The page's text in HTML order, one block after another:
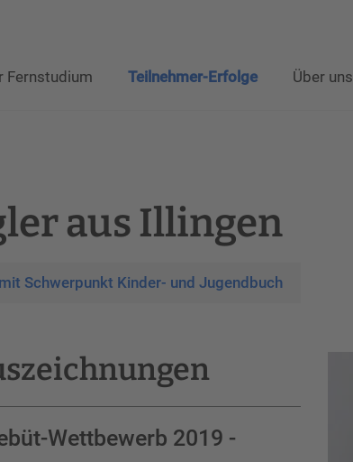
Fernstudium Teilnehmer-Erfolge Über uns
aus Illingen
Schwerpunkt Kinder- und Jugendbuch
Wettbewerb 2019 -